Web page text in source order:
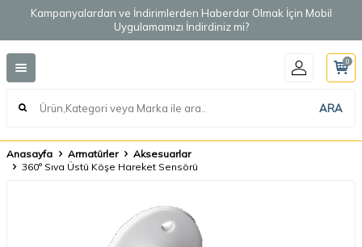
Kampanyalardan ve İndirimlerden Haberdar Olmak İçin Mobil
Uygulamamızı İndirdiniz mi?
ARA
0
Anasayfa Armatürler
Aksesuarlar
360° Sıva Üstü Köşe Hareket Sensörü